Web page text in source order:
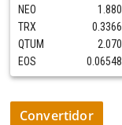
NEO 1.880
TRX
0.3366
QTUM
2.070
EOS
0.06548
Convertidor